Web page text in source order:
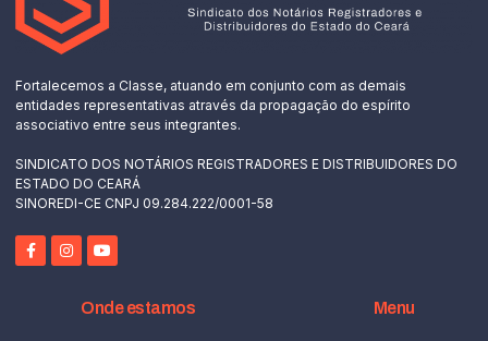
Fortalecemos a Classe, atuando em conjunto com as demais
entidades representativas através da propagação do espírito
associativo entre seus integrantes.
SINDICATO DOS NOTÁRIOS REGISTRADORES E DISTRIBUIDORES DO
ESTADO DO CEARÁ
SINOREDI-CE CNPJ 09.284.222/0001-58
Onde estamos Menu